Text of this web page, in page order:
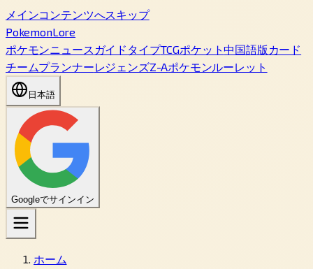
メインコンテンツへスキップ
PokemonLore
ポケモンニュース ガイド タイプTCGポケット中国語版カード
チームプランナーレジェンズZ-Aポケモンルーレット
日本語
Googleでサインイン
ホーム